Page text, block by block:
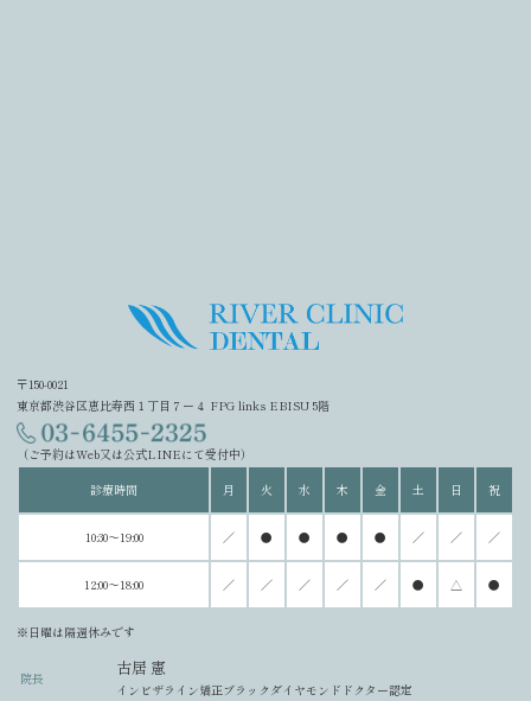
〒150-0021
東京都渋谷区恵比寿西１丁目７ー４ FPG links EBISU 5階
（ご予約はWeb又は公式LINEにて受付中）
診療時間
月 火 水 木 金 土 日 祝
10:30～19:00 ／ ● ● ● ● ／ ／ ／
12:00～18:00 ／ ／ ／ ／ ／ ● △ ●
※日曜は隔週休みです
院長 古居 憲
インビザライン矯正ブラックダイヤモンドドクター認定